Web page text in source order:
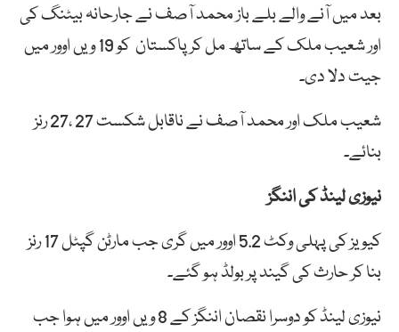
بعد میں آنے والے بلے باز محمد آصف نے جارحانہ بیٹنگ کی
اور شعیب ملک کے ساتھ مل کر پاکستان کو 19 ویں اوور میں
جیت دلا دی۔
شعیب ملک اور محمد آصف نے ناقابل شکست 27 ،27 رنز
بنائے۔
نیوزی لینڈ کی اننگز
کیویز کی پہلی وکٹ 5.2 اوور میں گری جب مارٹن گپٹل 17 رنز
بنا کر حارث کی گیند پر بولڈ ہو گئے۔
نیوزی لینڈ کو دوسرا نقصان اننگز کے 8 ویں اوور میں ہوا جب